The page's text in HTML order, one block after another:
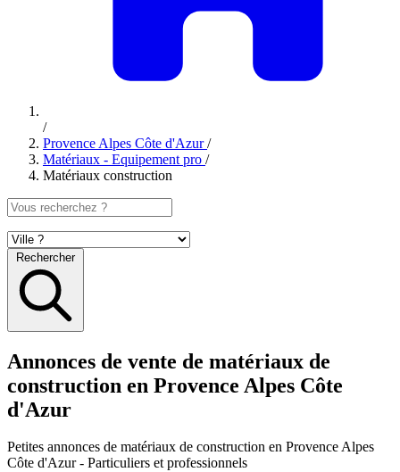
/
Provence Alpes Côte d'Azur /
Matériaux - Equipement pro /
Matériaux construction
Rechercher
Annonces de vente de matériaux de
construction en Provence Alpes Côte
d'Azur
Petites annonces de matériaux de construction en Provence Alpes
Côte d'Azur- Particuliers et professionnels